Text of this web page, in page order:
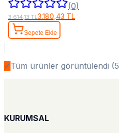
(0)
3.614,13 TL3.180,43 TL
Sepete Ekle
✓Tüm ürünler görüntülendi (5
KURUMSAL